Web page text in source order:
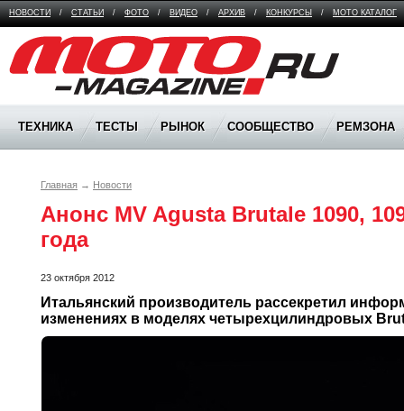
НОВОСТИ / СТАТЬИ / ФОТО / ВИДЕО / АРХИВ / КОНКУРСЫ / МОТО КАТАЛОГ
Moto Magazine
ТЕХНИКА ТЕСТЫ РЫНОК СООБЩЕСТВО РЕМЗОНА
Главная → Новости
Анонс MV Agusta Brutale 1090,
года
23 октября 2012
Итальянский производитель рассекретил
изменениях в моделях четырехцилиндровых